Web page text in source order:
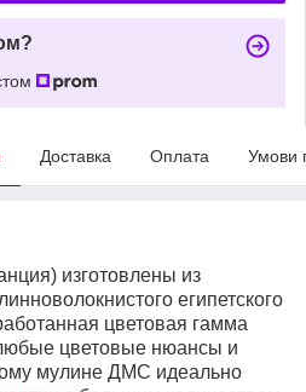
Доставка Оплата Умови
изготовлены из
египетского
цветовая гамма
цветовые нюансы и
мулине ДМС идеально